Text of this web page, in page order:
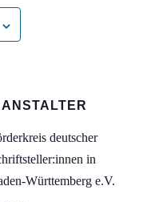
deutscher
in
Württemberg e.V.